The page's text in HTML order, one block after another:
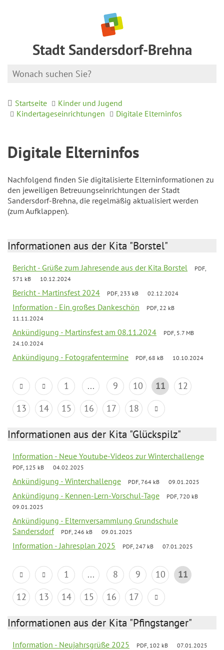
Stadt Sandersdorf-Brehna
Startseite
Kinder und Jugend
Kindertageseinrichtungen
Digitale Elterninfos
Digitale Elterninfos
Nachfolgend finden Sie digitalisierte Elterninformationen zu
den jeweiligen Betreuungseinrichtungen der Stadt
Sandersdorf-Brehna, die regelmäßig aktualisiert werden
(zum Aufklappen).
Informationen aus der Kita "Borstel"
Bericht - Grüße zum Jahresende aus der Kita Borstel
PDF,
571 kB
10.12.2024
Bericht - Martinsfest 2024 PDF, 233 kB 02.12.2024
Information - Ein großes Dankeschön
PDF, 22 kB
11.11.2024
Ankündigung - Martinsfest am 08.11.2024
PDF, 5.7 MB
24.10.2024
Ankündigung - Fotografentermine PDF, 68 kB 10.10.2024
1 ... 9 10 11
12
13
14 15 16 17 18
Informationen aus der Kita "Glückspilz"
Information - Neue Youtube-Videos zur Winterchallenge
PDF, 125 kB 04.02.2025
Ankündigung - Winterchallenge PDF, 764 kB 09.01.2025
Ankündigung - Kennen-Lern-Vorschul-Tage
PDF, 720 kB
09.01.2025
Ankündigung - Elternversammlung Grundschule
Sandersdorf
PDF, 246 kB 09.01.2025
Information - Jahresplan 2025 PDF, 247 kB 07.01.2025
1 ... 8 9 10
11
12
13 14 15 16 17
Informationen aus der Kita "Pfingstanger"
Information - Neujahrsgrüße 2025 PDF, 102 kB 07.01.2025